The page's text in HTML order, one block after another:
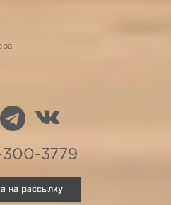
3779
на рассылку